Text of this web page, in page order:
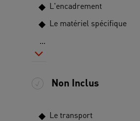
L'encadrement
Le matériel spécifique
...
Non Inclus
Le transport